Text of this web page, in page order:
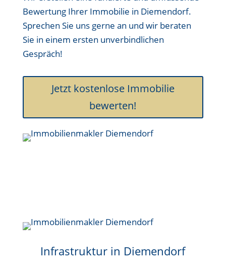
Bewertung Ihrer Immobilie in Diemendorf.
Sprechen Sie uns gerne an und wir beraten
Sie in einem ersten unverbindlichen
Gespräch!
Jetzt kostenlose Immobilie
bewerten!
Infrastruktur in Diemendorf